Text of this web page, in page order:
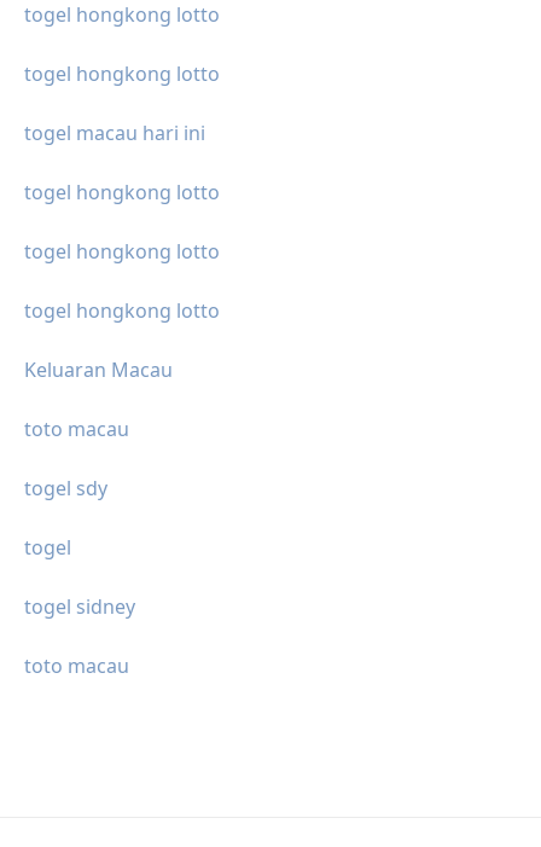
togel hongkong lotto
togel hongkong lotto
togel macau hari ini
togel hongkong lotto
togel hongkong lotto
togel hongkong lotto
Keluaran Macau
toto macau
togel sdy
togel
togel sidney
toto macau